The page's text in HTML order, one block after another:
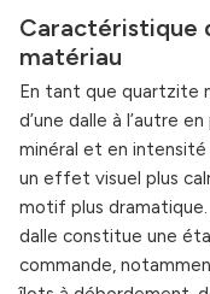
Caractéristique
matériau
En tant que quartzite
d’une dalle à l’autre
minéral et en
un effet visuel plus
motif plus
dalle constitue une
commande,